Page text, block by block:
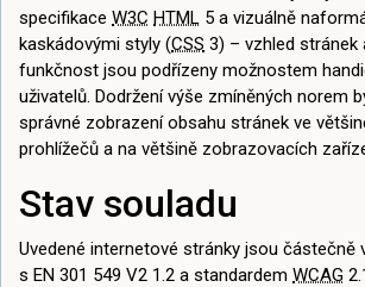
specifikace W3C HTML 5 a vizuálně
kaskádovými styly (CSS 3) – vzhled stránek
funkčnost jsou podřízeny možnostem
uživatelů. Dodržení výše zmíněných norem
správné zobrazení obsahu stránek ve
prohlížečů a na většině zobrazovacích
Stav souladu
Uvedené internetové stránky jsou částečně
s EN 301 549 V2 1.2 a standardem WCAG